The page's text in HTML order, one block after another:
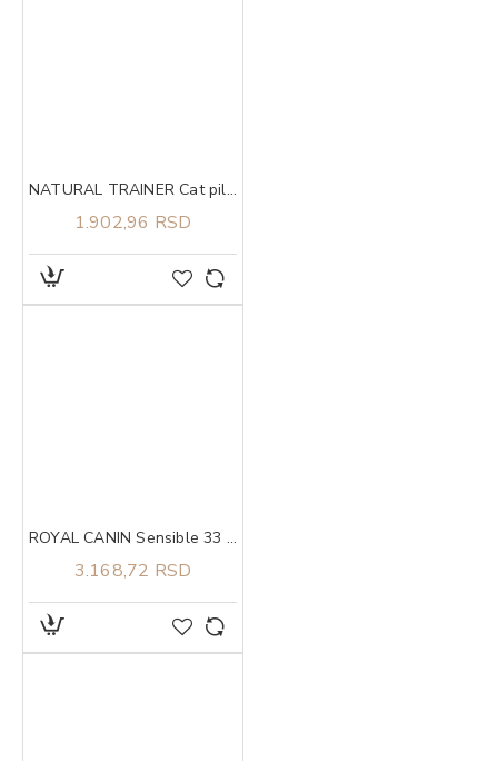
NATURAL TRAINER Cat piletina za odrasle mačke 1.5kg
1.902,96 RSD
ROYAL CANIN Sensible 33 2kg
3.168,72 RSD